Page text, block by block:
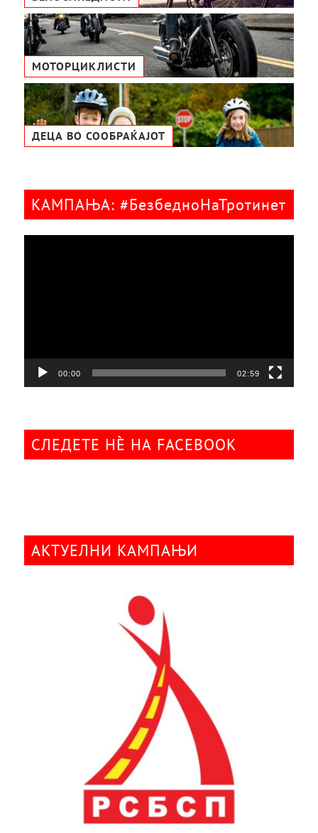
МОТОРЦИКЛИСТИ
ДЕЦА ВО СООБРАЌАЈОТ
КАМПАЊА: #БезбедноНаТротинет
00:00 02:59
СЛЕДЕТЕ НÈ НА FACEBOOK
АКТУЕЛНИ КАМПАЊИ